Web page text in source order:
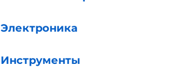
Электроника
Инструменты